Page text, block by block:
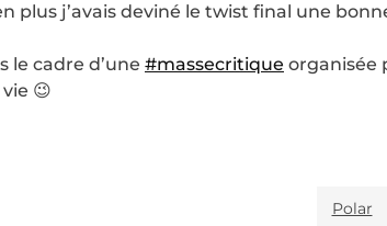
plus j’avais deviné le twist final une
le cadre d’une #massecritique organisée
😉
Polar